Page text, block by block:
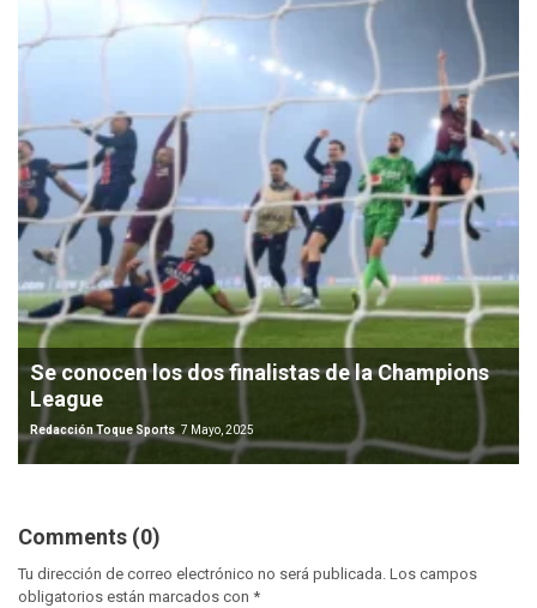
Se conocen los dos finalistas de la Champions
League
Redacción Toque Sports 7 Mayo, 2025
Comments (0)
Tu dirección de correo electrónico no será publicada. Los campos
obligatorios están marcados con *